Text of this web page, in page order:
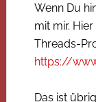
Wenn Du
mit mir.
Threads-
https://
Das ist